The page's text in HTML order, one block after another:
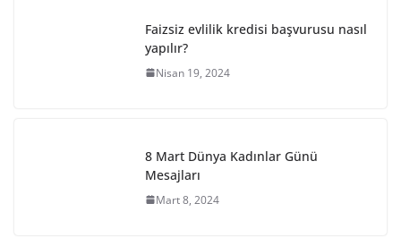
Faizsiz evlilik kredisi başvurusu nasıl
yapılır?
Nisan 19, 2024
8 Mart Dünya Kadınlar Günü
Mesajları
Mart 8, 2024